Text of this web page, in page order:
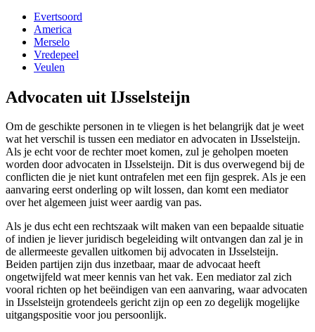
Evertsoord
America
Merselo
Vredepeel
Veulen
Advocaten uit IJsselsteijn
Om de geschikte personen in te vliegen is het belangrijk dat je weet
wat het verschil is tussen een mediator en advocaten in IJsselsteijn.
Als je echt voor de rechter moet komen, zul je geholpen moeten
worden door advocaten in IJsselsteijn. Dit is dus overwegend bij de
conflicten die je niet kunt ontrafelen met een fijn gesprek. Als je een
aanvaring eerst onderling op wilt lossen, dan komt een mediator
over het algemeen juist weer aardig van pas.
Als je dus echt een rechtszaak wilt maken van een bepaalde situatie
of indien je liever juridisch begeleiding wilt ontvangen dan zal je in
de allermeeste gevallen uitkomen bij advocaten in IJsselsteijn.
Beiden partijen zijn dus inzetbaar, maar de advocaat heeft
ongetwijfeld wat meer kennis van het vak. Een mediator zal zich
vooral richten op het beëindigen van een aanvaring, waar advocaten
in IJsselsteijn grotendeels gericht zijn op een zo degelijk mogelijke
uitgangspositie voor jou persoonlijk.